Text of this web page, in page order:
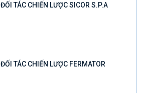
ĐỐI TÁC CHIẾN LƯỢC SICOR S.P.A
ĐỐI TÁC CHIẾN LƯỢC FERMATOR